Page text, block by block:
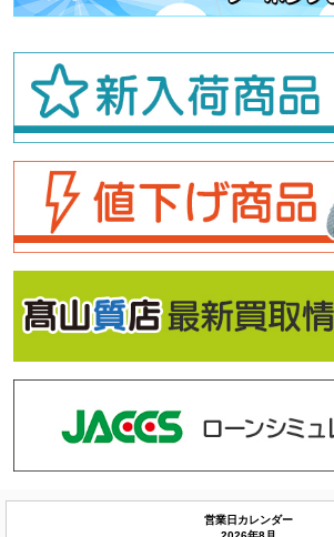
営業日カレンダー